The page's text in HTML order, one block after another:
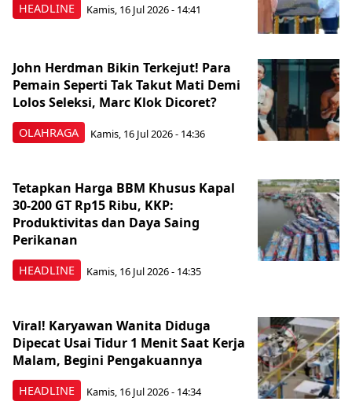
HEADLINE Kamis, 16 Jul 2026 - 14:41
OLAHRAGA
John Herdman Bikin Terkejut! Para
Pemain Seperti Tak Takut Mati Demi
Lolos Seleksi, Marc Klok Dicoret?
Kamis, 16 Jul 2026 - 14:36
HEADLINE
Tetapkan Harga BBM Khusus Kapal
30-200 GT Rp15 Ribu, KKP:
Produktivitas dan Daya Saing
Perikanan
Kamis, 16 Jul 2026 - 14:35
HEADLINE
Viral! Karyawan Wanita Diduga
Dipecat Usai Tidur 1 Menit Saat Kerja
Malam, Begini Pengakuannya
Kamis, 16 Jul 2026 - 14:34